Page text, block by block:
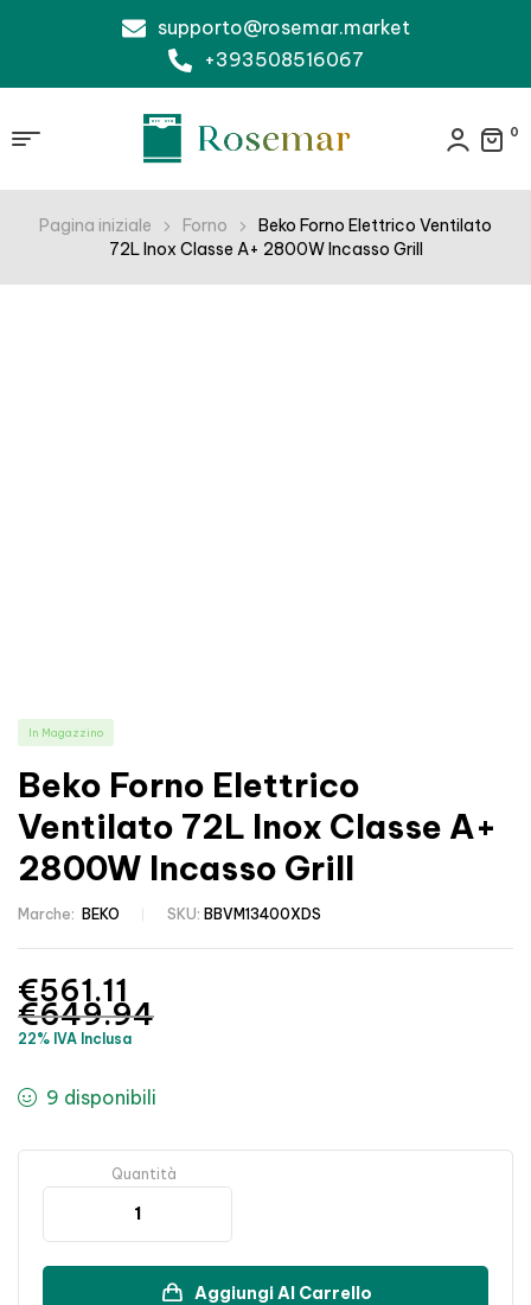
supporto@rosemar.market
+393508516067
0
Pagina iniziale Forno
Beko Forno Elettrico Ventilato
72L Inox Classe A+ 2800W Incasso Grill
In Magazzino
Beko Forno Elettrico
Ventilato 72L Inox Classe A+
2800W Incasso Grill
Marche: BEKO SKU: BBVM13400XDS
€649.94
€561.11
22% IVA Inclusa
9 disponibili
Quantità
Aggiungi Al Carrello